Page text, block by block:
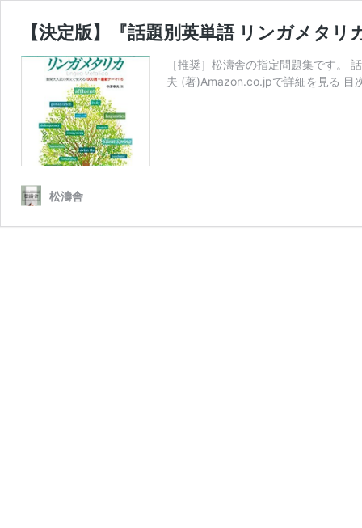
【決定版】『話題別英単語 リンガメタ
［推奨］松濤舎の指定問題集です。
夫 (著)Amazon.co.jpで詳細を見る
松濤舎